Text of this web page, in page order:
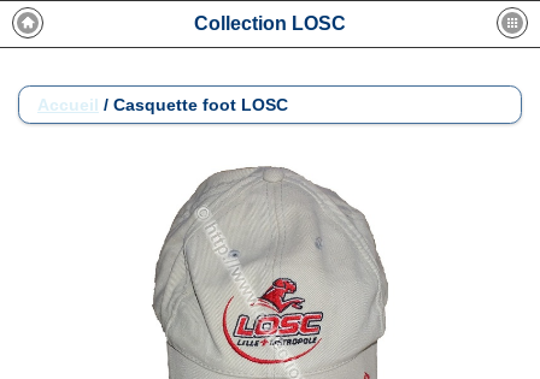
Collection LOSC
Accueil / Casquette foot LOSC